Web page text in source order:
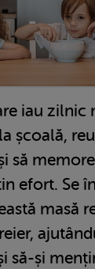
iau zilnic
școală,
să
efort. Se
masă
să-și